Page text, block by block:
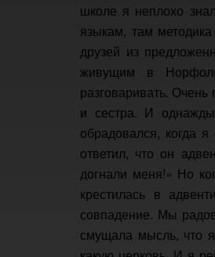
школе я неплохо
языкам, там
друзей из
живущим в
разговаривать.
и сестра. И
обрадовался, когда
ответил, что он
догнали меня!» Но
крестилась в
совпадение. Мы
смущала мысль, что